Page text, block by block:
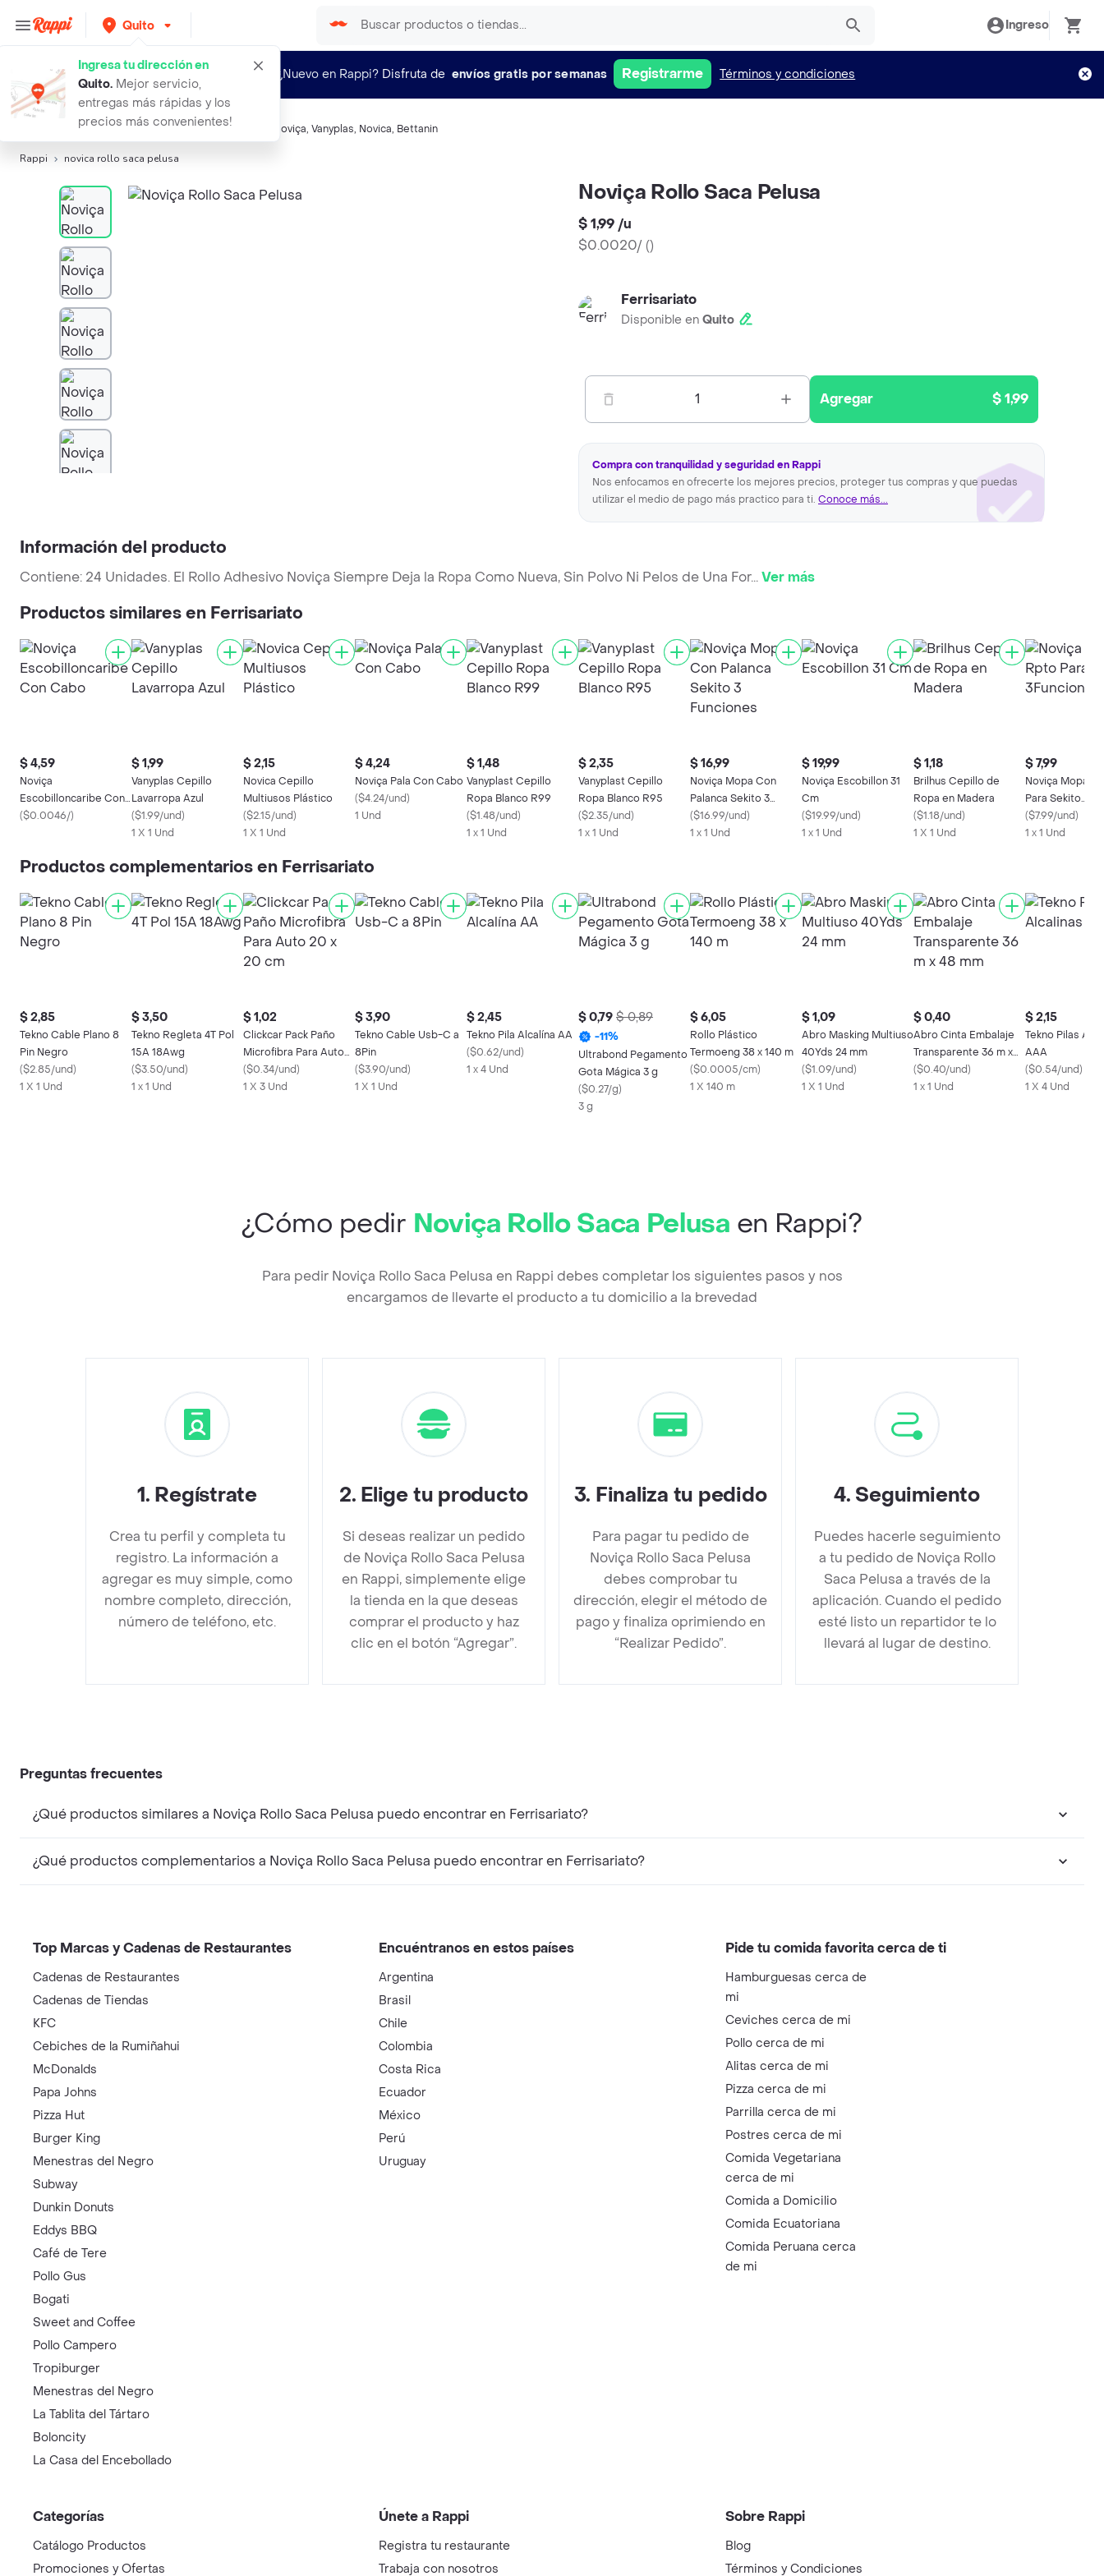
Quito
Ingresa tu dirección en
Quito. Mejor servicio,
entregas más rápidas y los
precios más convenientes!
Ingreso
¿Nuevo en Rappi? Disfruta de envíos gratis por semanas Registrarme Términos y condiciones
Búsquedas relacionadas: Otros cuidado de la ropa Noviça, Vanyplas, Novica, Bettanin
Rappi novica rollo saca pelusa
Noviça Rollo Saca Pelusa
$ 1,99 /u
$0.0020/ ()
Ferrisariato
Disponible en Quito
1 Agregar $ 1,99
Compra con tranquilidad y seguridad en Rappi
Nos enfocamos en ofrecerte los mejores precios, proteger tus compras y que puedas
utilizar el medio de pago más practico para ti. Conoce más...
Información del producto
Contiene: 24 Unidades. El Rollo Adhesivo Noviça Siempre Deja la Ropa Como Nueva, Sin Polvo Ni Pelos de Una For...Ver más
Productos similares en Ferrisariato
$ 4,59
Noviça
Escobilloncaribe Con
Cabo
($0.0046/)
$ 1,99
Vanyplas Cepillo
Lavarropa Azul
($1.99/und)
1 X 1 Und
$ 2,15
Novica Cepillo
Multiusos Plástico
($2.15/und)
1 X 1 Und
$ 4,24
Noviça Pala Con Cabo
($4.24/und)
1 Und
$ 1,48
Vanyplast Cepillo
Ropa Blanco R99
($1.48/und)
1 x 1 Und
$ 2,35
Vanyplast Cepillo
Ropa Blanco R95
($2.35/und)
1 x 1 Und
$ 16,99
Noviça Mopa Con
Palanca Sekito 3
Funciones
($16.99/und)
1 x 1 Und
$ 19,99
Noviça Escobillon 31
Cm
($19.99/und)
1 x 1 Und
$ 1,18
Brilhus Cepillo de
Ropa en Madera
($1.18/und)
1 X 1 Und
$ 7,99
Noviça Mopa
Para Sekito
3Funciones 1442
($7.99/und)
1 x 1 Und
Productos complementarios en Ferrisariato
$ 2,85
Tekno Cable Plano 8
Pin Negro
($2.85/und)
1 X 1 Und
$ 3,50
Tekno Regleta 4T Pol
15A 18Awg
($3.50/und)
1 x 1 Und
$ 1,02
Clickcar Pack Paño
Microfibra Para Auto
20 x 20 cm
($0.34/und)
1 X 3 Und
$ 3,90
Tekno Cable Usb-C a
8Pin
($3.90/und)
1 X 1 Und
$ 2,45
Tekno Pila Alcalína AA
($0.62/und)
1 x 4 Und
$ 0,79 $ 0,89
-11%
Ultrabond Pegamento
Gota Mágica 3 g
($0.27/g)
3 g
$ 6,05
Rollo Plástico
Termoeng 38 x 140 m
($0.0005/cm)
1 X 140 m
$ 1,09
Abro Masking Multiuso
40Yds 24 mm
($1.09/und)
1 X 1 Und
$ 0,40
Abro Cinta Embalaje
Transparente 36 m x
48 mm
($0.40/und)
1 x 1 Und
$ 2,15
Tekno Pilas
AAA
($0.54/und)
1 X 4 Und
¿Cómo pedir Noviça Rollo Saca Pelusa en Rappi?
Para pedir Noviça Rollo Saca Pelusa en Rappi debes completar los siguientes pasos y nos
encargamos de llevarte el producto a tu domicilio a la brevedad
1. Regístrate
Crea tu perfil y completa tu
registro. La información a
agregar es muy simple, como
nombre completo, dirección,
número de teléfono, etc.
2. Elige tu producto
Si deseas realizar un pedido
de Noviça Rollo Saca Pelusa
en Rappi, simplemente elige
la tienda en la que deseas
comprar el producto y haz
clic en el botón “Agregar”.
3. Finaliza tu pedido
Para pagar tu pedido de
Noviça Rollo Saca Pelusa
debes comprobar tu
dirección, elegir el método de
pago y finaliza oprimiendo en
“Realizar Pedido”.
4. Seguimiento
Puedes hacerle seguimiento
a tu pedido de Noviça Rollo
Saca Pelusa a través de la
aplicación. Cuando el pedido
esté listo un repartidor te lo
llevará al lugar de destino.
Preguntas frecuentes
¿Qué productos similares a Noviça Rollo Saca Pelusa puedo encontrar en Ferrisariato?
¿Qué productos complementarios a Noviça Rollo Saca Pelusa puedo encontrar en Ferrisariato?
Top Marcas y Cadenas de Restaurantes
Cadenas de Restaurantes
Cadenas de Tiendas
KFC
Cebiches de la Rumiñahui
McDonalds
Papa Johns
Pizza Hut
Burger King
Menestras del Negro
Subway
Dunkin Donuts
Eddys BBQ
Café de Tere
Pollo Gus
Bogati
Sweet and Coffee
Pollo Campero
Tropiburger
Menestras del Negro
La Tablita del Tártaro
Boloncity
La Casa del Encebollado
Encuéntranos en estos países
Argentina
Brasil
Chile
Colombia
Costa Rica
Ecuador
México
Perú
Uruguay
Pide tu comida favorita cerca de ti
Hamburguesas cerca de
mi
Ceviches cerca de mi
Pollo cerca de mi
Alitas cerca de mi
Pizza cerca de mi
Parrilla cerca de mi
Postres cerca de mi
Comida Vegetariana
cerca de mi
Comida a Domicilio
Comida Ecuatoriana
Comida Peruana cerca
de mi
Categorías
Catálogo Productos
Promociones y Ofertas
Únete a Rappi
Registra tu restaurante
Trabaja con nosotros
Sobre Rappi
Blog
Términos y Condiciones